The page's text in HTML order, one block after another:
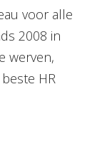
voor alle
2008 in
werven,
HR